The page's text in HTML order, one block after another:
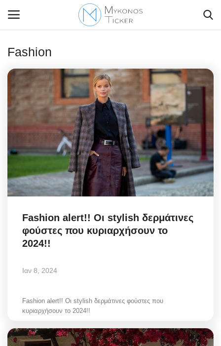
Contact Us
Politique
Travel
World
Greece
Mykonos
Mykonos Ticker TV
Fashion
Fashion alert!! Οι stylish δερμάτινες
φούστες που κυριαρχήσουν το
2024!!
Ιαν 8, 2024
Fashion alert!! Οι stylish δερμάτινες φούστες που
κυριαρχήσουν το 2024!!